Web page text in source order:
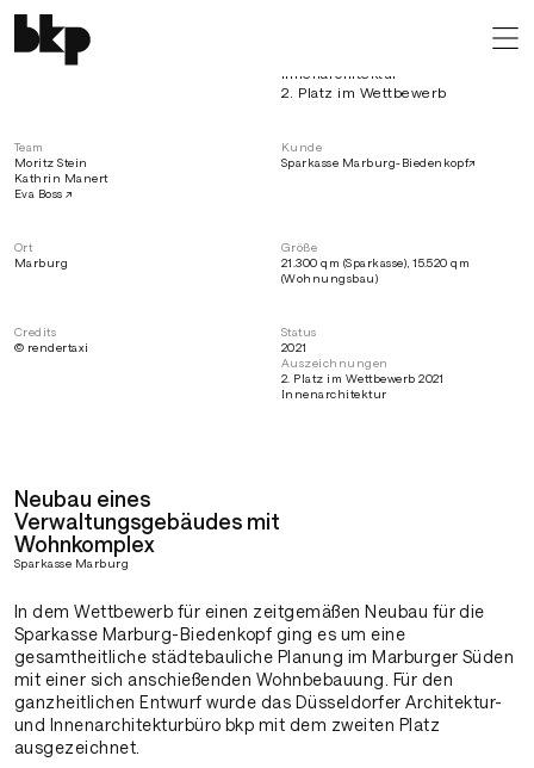
Die grüne Verbindung
•scroll down
Kategorie
Bankenplanung
Innenarchitektur
2. Platz im Wettbewerb
Team
Moritz Stein
Kathrin Manert
Eva Boss ↗
Kunde
Sparkasse Marburg-Biedenkopf↗
Ort
Marburg
Status
2021
Auszeichnungen
2. Platz im Wettbewerb 2021
Innenarchitektur
Größe
21.300 qm (Sparkasse), 15.520 qm
(Wohnungsbau)
Credits
© rendertaxi
Neubau eines
Verwaltungsgebäudes mit
Wohnkomplex
Sparkasse Marburg
In dem Wettbewerb für einen zeitgemäßen Neubau für die
Sparkasse Marburg-Biedenkopf ging es um eine
gesamtheitliche städtebauliche Planung im Marburger Süden
mit einer sich anschießenden Wohnbebauung. Für den
ganzheitlichen Entwurf wurde das Düsseldorfer Architektur-
und Innenarchitekturbüro bkp mit dem zweiten Platz
ausgezeichnet.